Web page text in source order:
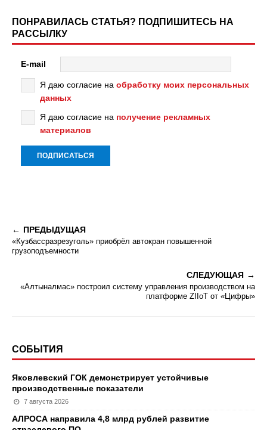
ПОНРАВИЛАСЬ СТАТЬЯ? ПОДПИШИТЕСЬ НА
РАССЫЛКУ
E-mail
Я даю согласие на обработку моих персональных
данных
Я даю согласие на получение рекламных
материалов
ПРЕДЫДУЩАЯ
«Кузбассразрезуголь» приобрёл автокран повышенной
грузоподъемности
СЛЕДУЮЩАЯ
«Алтыналмас» построил систему управления производством на
платформе ZIIoT от «Цифры»
СОБЫТИЯ
Яковлевский ГОК демонстрирует устойчивые
производственные показатели
7 августа 2026
АЛРОСА направила 4,8 млрд рублей развитие